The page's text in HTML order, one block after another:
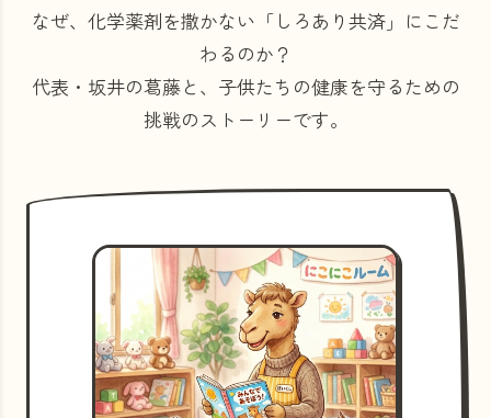
なぜ、化学薬剤を撒かない「しろあり共済」にこだ
わるのか？
代表・坂井の葛藤と、子供たちの健康を守るための
挑戦のストーリーです。